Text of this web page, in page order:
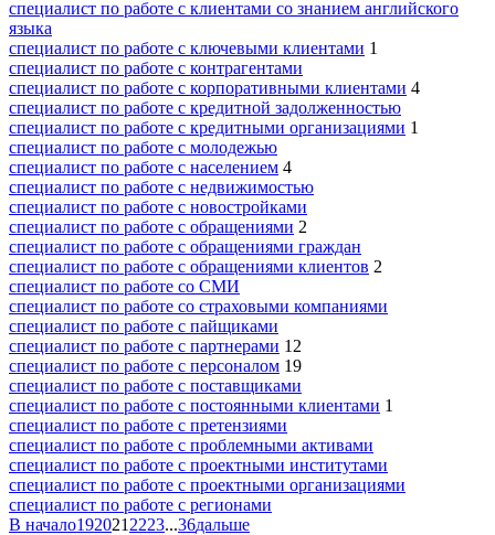
специалист по работе с клиентами со знанием английского
языка
специалист по работе с ключевыми клиентами 1
специалист по работе с контрагентами
специалист по работе с корпоративными клиентами 4
специалист по работе с кредитной задолженностью
специалист по работе с кредитными организациями 1
специалист по работе с молодежью
специалист по работе с населением 4
специалист по работе с недвижимостью
специалист по работе с новостройками
специалист по работе с обращениями 2
специалист по работе с обращениями граждан
специалист по работе с обращениями клиентов 2
специалист по работе со СМИ
специалист по работе со страховыми компаниями
специалист по работе с пайщиками
специалист по работе с партнерами 12
специалист по работе с персоналом 19
специалист по работе с поставщиками
специалист по работе с постоянными клиентами 1
специалист по работе с претензиями
специалист по работе с проблемными активами
специалист по работе с проектными институтами
специалист по работе с проектными организациями
специалист по работе с регионами
В начало192021 2223...36дальше